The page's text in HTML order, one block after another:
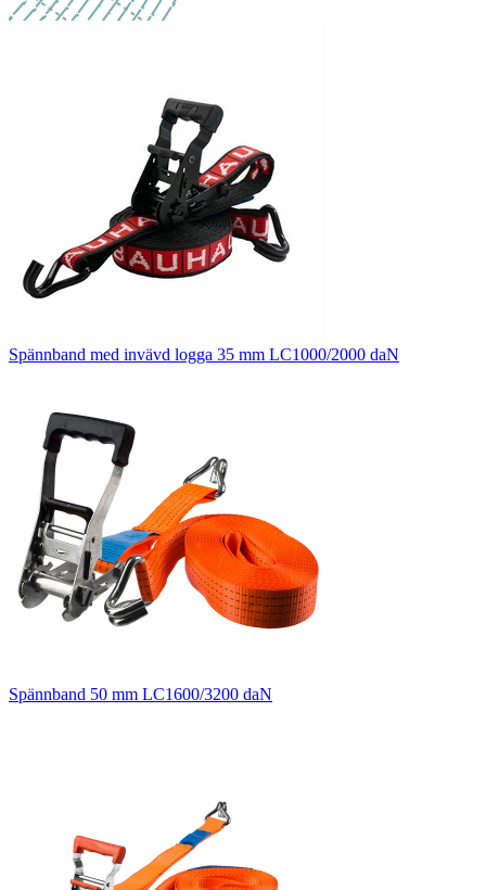
Spännband med invävd logga 35 mm LC1000/2000 daN
Spännband 50 mm LC1600/3200 daN